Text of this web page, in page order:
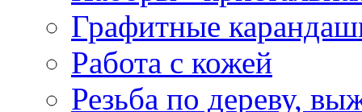
Графитные
Работа с кожей
Резьба по дереву,